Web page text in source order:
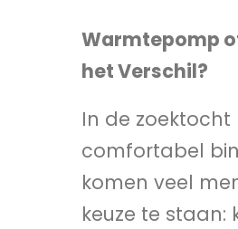
Warmtepomp
het Verschil?
In de zoektocht
comfortabel
komen veel
keuze te staan: